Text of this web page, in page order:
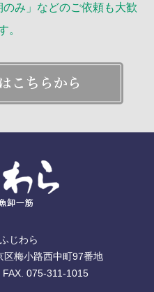
のみ」などのご依頼も大歓
。
じわら
梅小路西中町97番地
075-311-1015